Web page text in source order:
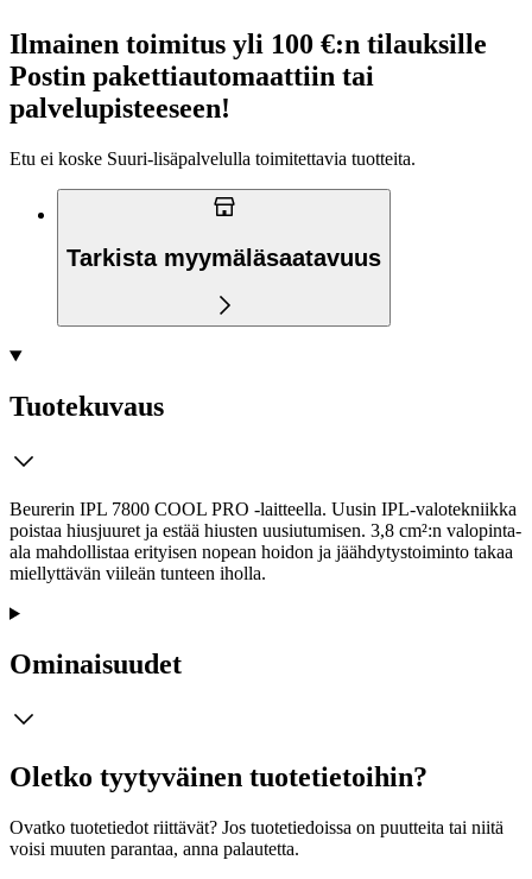
Ilmainen toimitus yli 100 €:n tilauksille
Postin pakettiautomaattiin tai
palvelupisteeseen!
Etu ei koske Suuri‑lisäpalvelulla toimitettavia tuotteita.
Tarkista myymäläsaatavuus
Tuotekuvaus
Beurerin IPL 7800 COOL PRO -laitteella. Uusin IPL-valotekniikka
poistaa hiusjuuret ja estää hiusten uusiutumisen. 3,8 cm²:n valopinta-
ala mahdollistaa erityisen nopean hoidon ja jäähdytystoiminto takaa
miellyttävän viileän tunteen iholla.
Ominaisuudet
Oletko tyytyväinen tuotetietoihin?
Ovatko tuotetiedot riittävät? Jos tuotetiedoissa on puutteita tai niitä
voisi muuten parantaa, anna palautetta.